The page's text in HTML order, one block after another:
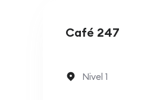
Café 247
Nivel 1